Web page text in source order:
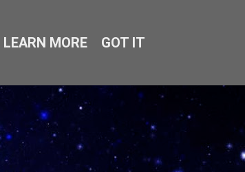
LEARN MORE GOT IT